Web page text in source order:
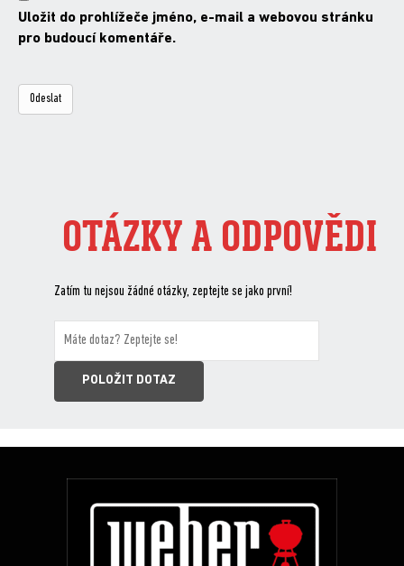
Uložit do prohlížeče jméno, e-mail a webovou stránku
pro budoucí komentáře.
OTÁZKY A ODPOVĚDI
Zatím tu nejsou žádné otázky, zeptejte se jako první!